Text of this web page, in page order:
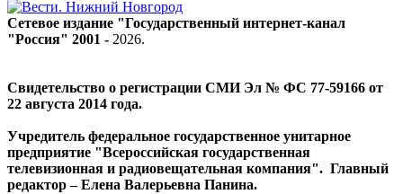
Сетевое издание "Государственный интернет-канал
"Россия" 2001 - 2026.
Свидетельство о регистрации СМИ Эл № ФС 77-59166 от
22 августа 2014 года.
Учредитель федеральное государственное унитарное
предприятие "Всероссийская государственная
телевизионная и радиовещательная компания". Главный
редактор – Елена Валерьевна Панина.